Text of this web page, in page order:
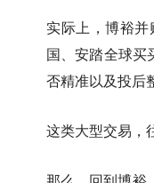
实际上，博裕
国、安踏全球买
否精准以及投后
这类大型交易，